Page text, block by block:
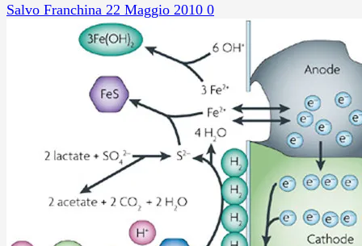
Salvo Franchina 22 Maggio 2010 0